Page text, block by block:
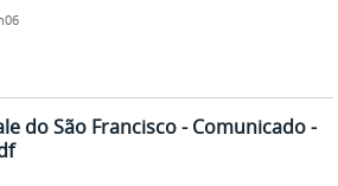
do São Francisco - Comunicado -